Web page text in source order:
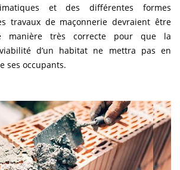
et des différentes formes
travaux de maçonnerie devraient être
manière très correcte pour que la
d’un habitat ne mettra pas en
ses occupants.